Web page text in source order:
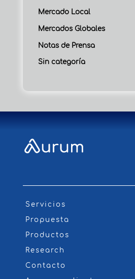
Mercado Local
Mercados Globales
Notas de Prensa
Sin categoría
Servicios
Propuesta
Productos
Research
Contacto